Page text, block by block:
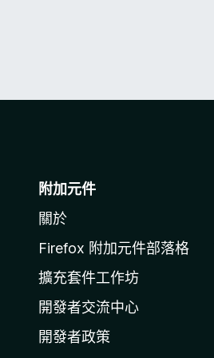
附加元件
關於
Firefox 附加元件部落格
擴充套件工作坊
開發者交流中心
開發者政策